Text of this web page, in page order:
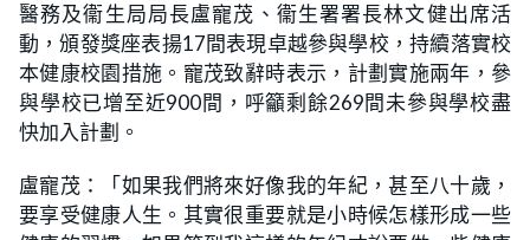
2
.
8
6
%
醫務及衞生局局長盧寵茂、衞生署署長林文健出席活
動，頒發獎座表揚17間表現卓越參與學校，持續落實校
本健康校園措施。寵茂致辭時表示，計劃實施兩年，參
與學校已增至近900間，呼籲剩餘269間未參與學校盡
快加入計劃。
盧寵茂：「如果我們將來好像我的年紀，甚至八十歲，
要享受健康人生。其實很重要就是小時候怎樣形成一些